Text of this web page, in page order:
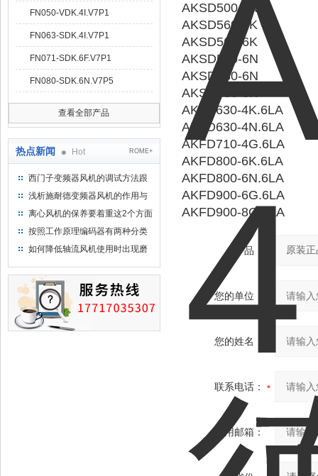
FN050-VDK.4I.V7P1
FN063-SDK.4I.V7P1
FN071-SDK.6F.V7P1
FN080-SDK.6N.V7P5
查看全部产品
热点新闻 Hot ROME+
西门子变频器风机的调试方法跟
步骤
浅析施耐德变频器风机的作用与
意义所在
离心风机的保养要着重这2个方面
按照工作原理编码器有两种分类
如何降低轴流风机使用时出现磨
AKSD500-6N
AKSD560-4K
AKSD560-6K
AKSD560-6N
AKSD630-6N
AKSD630-6K
AKFD630-4K.6LA
AKFD630-4N.6LA
AKFD710-4G.6LA
AKFD800-6K.6LA
AKFD800-6N.6LA
AKFD900-6G.6LA
AKFD900-8G.6LA
产品：
您的单位：
您的姓名：
联系电话：
常用邮箱：